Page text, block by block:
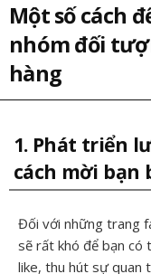
Một số cách
nhóm đối
hàng
1. Phát triển
cách mời bạn
Đối với những trang
sẽ rất khó để bạn có
like, thu hút sự quan